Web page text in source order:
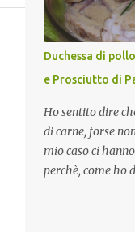
ingrediente
fresco o
in piatti
dell'evento
versatilità di
"2° Concorso
di peperone
Santagata ,
dell'associazione
Duchessa di
e Prosciutto di
Ho sentito dire
di carne, forse
mio caso ci
perchè, come ho